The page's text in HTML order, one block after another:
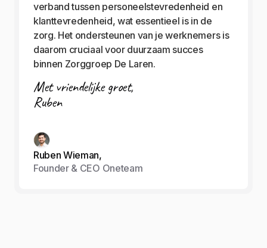
verband tussen personeelstevredenheid en
klanttevredenheid, wat essentieel is in de
zorg. Het ondersteunen van je werknemers is
daarom cruciaal voor duurzaam succes
binnen Zorggroep De Laren.
Met vriendelijke groet,
Ruben
Ruben Wieman,
Founder & CEO Oneteam